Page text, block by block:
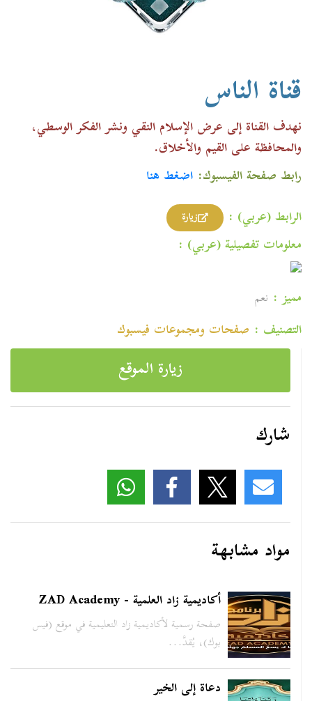
قناة الناس
نهدف القناة إلى عرض الإسلام النقي ونشر الفكر الوسطي،
والمحافظة على القيم والأخلاق.
رابط صفحة الفيسبوك: اضغط هنا
الرابط (عربي) :
زيارة
معلومات تفصيلية (عربي) :
مميز : نعم
التصنيف : صفحات ومجموعات فیسبوك
زيارة الموقع
شارك
مواد مشابهة
أكاديمية زاد العلمية - ZAD Academy
صفحة رسمية لأكاديمية زاد التعليمية في موقع (فيس
بوك)، يُقدَّ...
دعاة إلى الخير